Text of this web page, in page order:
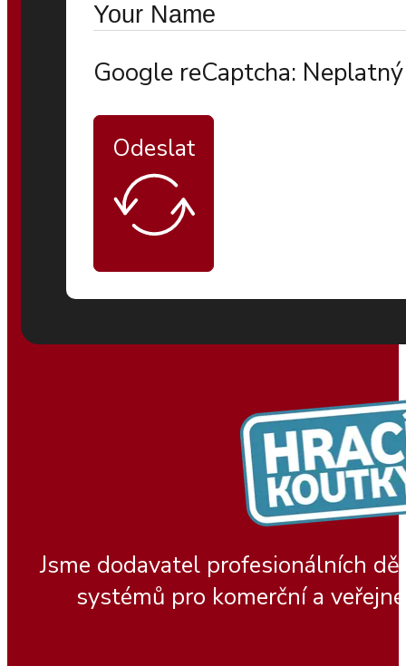
Google reCaptcha:
Odeslat
Jsme dodavatel profesionálních
systémů pro komerční a